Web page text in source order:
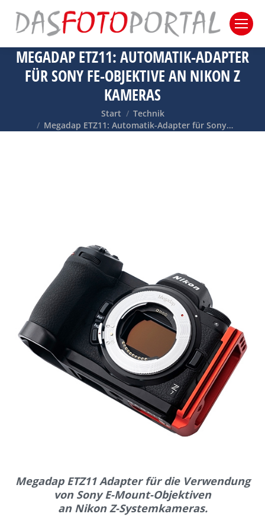
MEGADAP ETZ11: AUTOMATIK-ADAPTER
FÜR SONY FE-OBJEKTIVE AN NIKON Z
KAMERAS
Sie befinden sich hier:
Start
Technik
Megadap ETZ11: Automatik-Adapter für Sony…
Megadap ETZ11 Adapter für die Verwendung
von Sony E-Mount-Objektiven
an Nikon Z-Systemkameras.